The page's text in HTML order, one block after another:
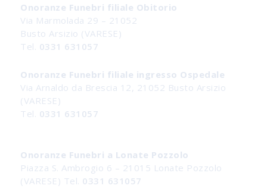
Onoranze Funebri filiale Obitorio
Via Marmolada 29 – 21052
Busto Arsizio (VARESE)
Tel. 0331 631057
Onoranze Funebri filiale ingresso Ospedale
Via Arnaldo da Brescia 12, 21052 Busto Arsizio
(VARESE)
Tel. 0331 631057
Onoranze Funebri a Lonate Pozzolo
Piazza S. Ambrogio 6 – 21015 Lonate Pozzolo
(VARESE) Tel. 0331 631057